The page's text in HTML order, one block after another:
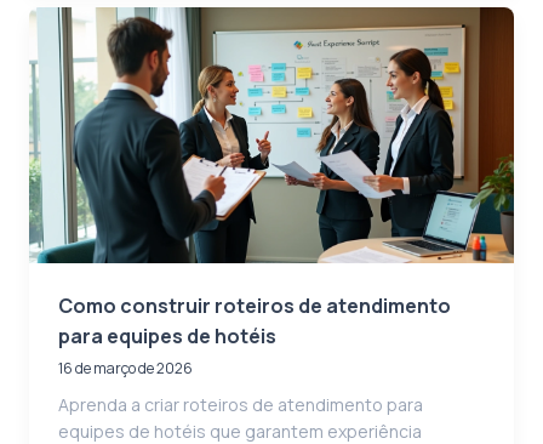
Como construir roteiros de atendimento
para equipes de hotéis
16 de março de 2026
Aprenda a criar roteiros de atendimento para
equipes de hotéis que garantem experiência